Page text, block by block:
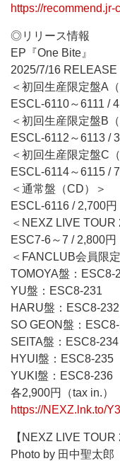
https://
◎リリース情報
EP『One Bite』
2025/7/16 RELEASE
＜初回生産限定盤A
ESCL-6110～6111 /
＜初回生産限定盤B
ESCL-6112～6113 /
＜初回生産限定盤C
ESCL-6114～6115 /
＜通常盤（CD）＞
ESCL-6116 / 2,700円
＜NEXZ LIVE
ESC7-6～7 / 2,800円
＜FANCLUB会員限
TOMOYA盤：ESC8-
YU盤：ESC8-231
HARU盤：ESC8-232
SO GEON盤：
SEITA盤：ESC8-234
HYUI盤：ESC8-235
YUKI盤：ESC8-236
各2,900円（tax in.）
https://NEXZ.lnk.to/
【NEXZ LIVE
Photo by 田中聖太郎